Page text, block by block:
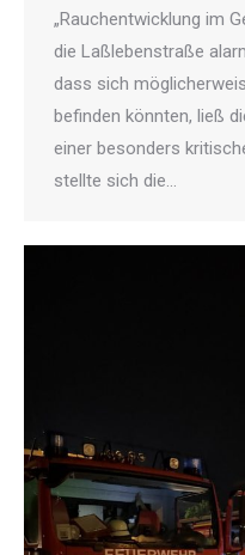
„Rauchentwicklung im
die Laßlebenstraße
dass sich
befinden könnten, ließ
einer besonders
stellte sich die…